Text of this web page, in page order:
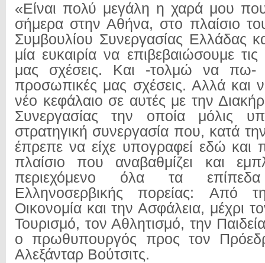
«Είναι πολύ μεγάλη η χαρά μου
σήμερα στην Αθήνα, στο πλαίσιο
Συμβουλίου Συνεργασίας Ελλάδας
μία ευκαιρία να επιβεβαιώσουμε τις
μας σχέσεις. Και -τολμώ να πω-
προσωπικές μας σχέσεις. Αλλά και
νέο κεφάλαιο σε αυτές με την
Συνεργασίας την οποία μόλις
στρατηγική συνεργασία που, κατά
έπρεπε να είχε υπογραφεί εδώ και
πλαίσιο που αναβαθμίζει και
περιεχόμενο όλα τα
Eλληνοσερβικής πορείας: Aπό
Οικονομία και την Ασφάλεια, μέχρι
Τουρισμό, τον Αθλητισμό, την
ο πρωθυπουργός προς τον
Αλεξάνταρ Βούτσιτς.